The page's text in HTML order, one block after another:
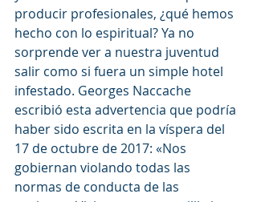
producir profesionales, ¿qué hemos
hecho con lo espiritual? Ya no
sorprende ver a nuestra juventud
salir como si fuera un simple hotel
infestado. Georges Naccache
escribió esta advertencia que podría
haber sido escrita en la víspera del
17 de octubre de 2017: «Nos
gobiernan violando todas las
normas de conducta de las